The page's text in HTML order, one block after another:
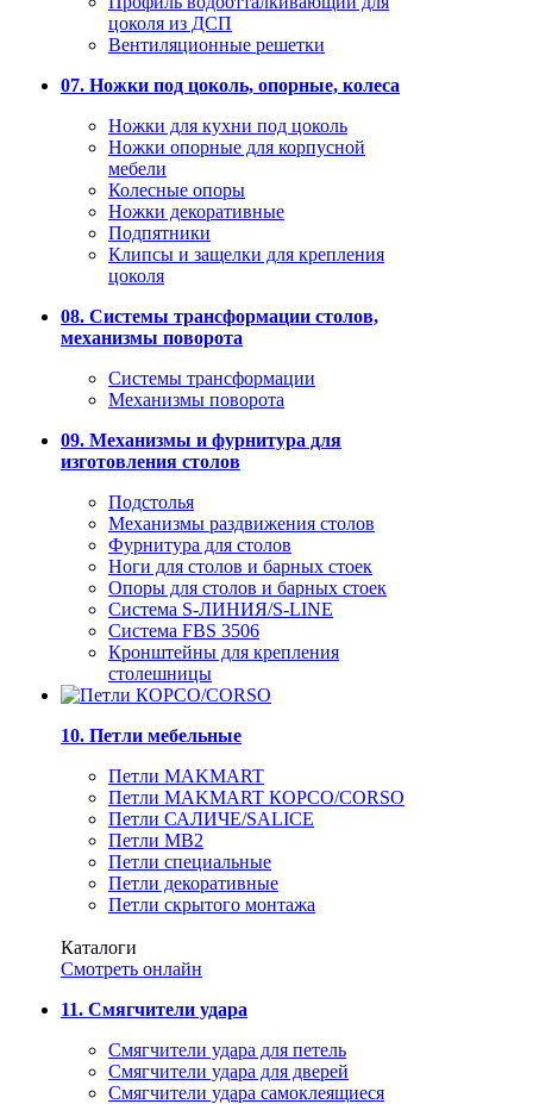
цоколя из ДСП
Вентиляционные решетки
07. Ножки под цоколь, опорные, колеса
Ножки для кухни под цоколь
Ножки опорные для корпусной
мебели
Колесные опоры
Ножки декоративные
Подпятники
Клипсы и защелки для крепления
цоколя
08. Системы трансформации столов,
механизмы поворота
Системы трансформации
Механизмы поворота
09. Механизмы и фурнитура для
изготовления столов
Подстолья
Механизмы раздвижения столов
Фурнитура для столов
Ноги для столов и барных стоек
Опоры для столов и барных стоек
Система S-ЛИНИЯ/S-LINE
Система FBS 3506
Кронштейны для крепления
столешницы
10. Петли мебельные
Петли MAKMART
Петли MAKMART КОРСО/CORSO
Петли САЛИЧЕ/SALICE
Петли MB2
Петли специальные
Петли декоративные
Петли скрытого монтажа
Каталоги
Смотреть онлайн
11. Смягчители удара
Смягчители удара для петель
Смягчители удара для дверей
Cмягчители удара самоклеящиеся